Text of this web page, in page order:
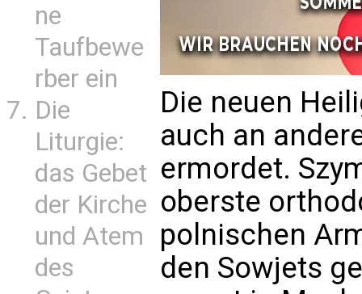
ne
Taufbewe
rber ein
Die
Liturgie:
das Gebet
der Kirche
und Atem
des
Die neuen
auch an
ermordet.
oberste
polnischen
den Sowjets